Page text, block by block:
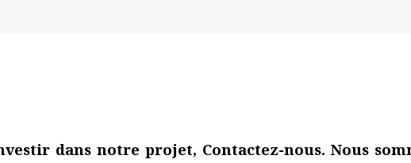
dans notre projet, Contactez-nous. Nous